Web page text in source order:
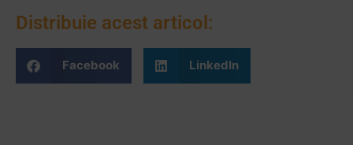
Distribuie acest articol:
Facebook LinkedIn